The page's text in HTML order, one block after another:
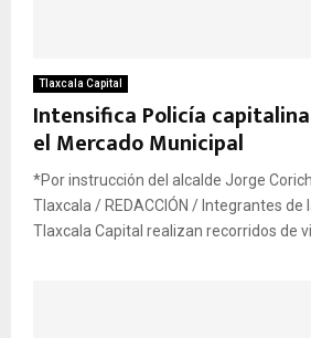
Tlaxcala Capital
Intensifica Policía
el Mercado Municipal
*Por instrucción del alcalde Jorge
Tlaxcala / REDACCIÓN / Integrantes de
Tlaxcala Capital realizan recorridos de